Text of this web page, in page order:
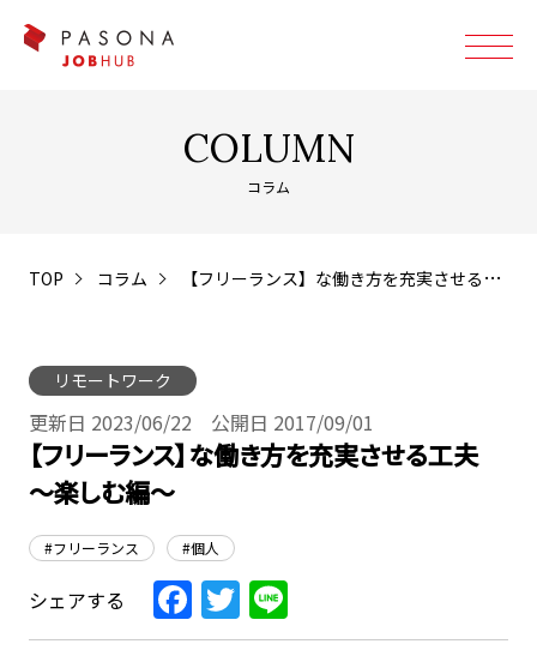
COLUMN
コラム
TOP コラム 【フリーランス】な働き方を充実させる工夫 ～楽しむ編～
リモートワーク
更新日 2023/06/22 公開日 2017/09/01
【フリーランス】な働き方を充実させる工夫
～楽しむ編～
#フリーランス #個人
シェアする Facebook
Twitter
Line